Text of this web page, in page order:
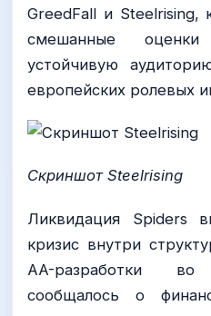
GreedFall и Steelrising,
смешанные
устойчивую
европейских ролевых
Скриншот Steelrising
Ликвидация Spiders
кризис внутри
AA-разработки
сообщалось о